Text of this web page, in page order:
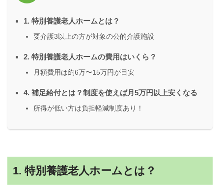
1. 特別養護老人ホームとは？
要介護3以上の方が対象の公的介護施設
2. 特別養護老人ホームの費用はいくら？
月額費用は約6万〜15万円が目安
4. 補足給付とは？制度を使えば月5万円以上安くなる
所得が低い方は負担軽減制度あり！
1. 特別養護老人ホームとは？